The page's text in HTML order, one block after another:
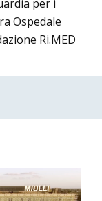
per i
Ospedale
Ri.MED